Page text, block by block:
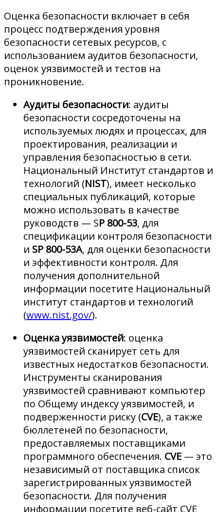
Оценка безопасности включает в себя
процесс подтверждения уровня
безопасности сетевых ресурсов, с
использованием аудитов безопасности,
оценок уязвимостей и тестов на
проникновение.
Аудиты безопасности: аудиты
безопасности сосредоточены на
используемых людях и процессах, для
проектирования, реализации и
управления безопасностью в сети.
Национальный Институт стандартов и
технологий (NIST), имеет несколько
специальных публикаций, которые
можно использовать в качестве
руководств — SP 800-53, для
спецификации контроля безопасности
и SP 800-53А, для оценки безопасности
и эффективности контроля. Для
получения дополнительной
информации посетите Национальный
институт стандартов и технологий
(www.nist.gov/).
Оценка уязвимостей: оценка
уязвимостей сканирует сеть для
известных недостатков безопасности.
Инструменты сканирования
уязвимостей сравнивают компьютер
по Общему индексу уязвимостей, и
подверженности риску (CVE), а также
бюллетеней по безопасности,
предоставляемых поставщиками
программного обеспечения. CVE — это
независимый от поставщика список
зарегистрированных уязвимостей
безопасности. Для получения
информации посетите веб-сайт CVE